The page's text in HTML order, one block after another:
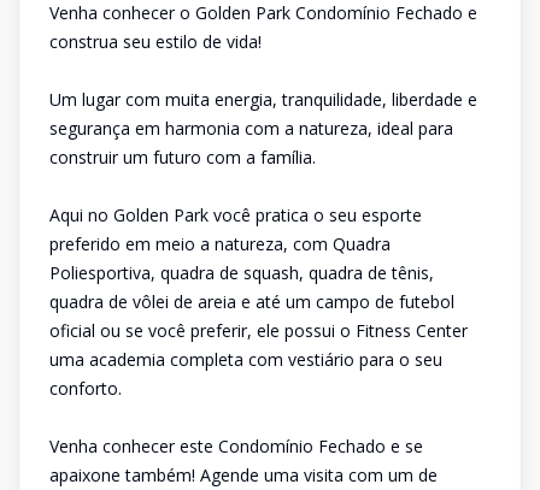
Venha conhecer o Golden Park Condomínio Fechado e
construa seu estilo de vida!
Um lugar com muita energia, tranquilidade, liberdade e
segurança em harmonia com a natureza, ideal para
construir um futuro com a família.
Aqui no Golden Park você pratica o seu esporte
preferido em meio a natureza, com Quadra
Poliesportiva, quadra de squash, quadra de tênis,
quadra de vôlei de areia e até um campo de futebol
oficial ou se você preferir, ele possui o Fitness Center
uma academia completa com vestiário para o seu
conforto.
Venha conhecer este Condomínio Fechado e se
apaixone também! Agende uma visita com um de